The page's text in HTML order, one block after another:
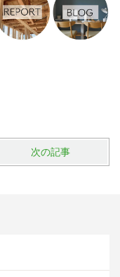
次の記事